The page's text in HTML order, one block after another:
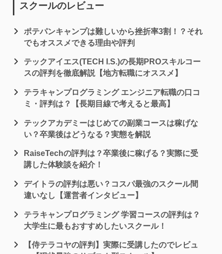
スクールのレビュー
ポテパンキャンプは難しいから挫折率3割！？それ
でもオススメできる理由や評判
テックアイエス(TECH I.S.)の長期PROスキルコー
スの評判を徹底解説【地方転職にオススメ】
テラキャンプログラミング エンジニア転職の口コ
ミ・評判は？【長期目線で考えると最高】
テックアカデミーはじめての副業コースは稼げな
い？卒業後はどうなる？実態を解説
RaiseTechの評判は？卒業後に稼げる？実際に受
講した体験談を紹介！
デイトラの評判は悪い？コスパ最強のスクール間
違いなし【運営者インタビュー】
テラキャンプログラミング 学習コースの評判は？
大学生に最もおすすめしたいスクール！
【侍テラコヤの評判】実際に受講したのでレビュ